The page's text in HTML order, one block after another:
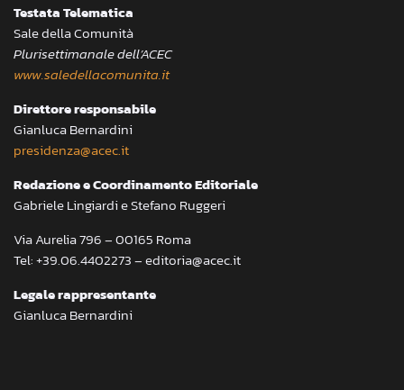
Testata Telematica
Sale della Comunità
Plurisettimanale dell’ACEC
www.saledellacomunita.it
Direttore responsabile
Gianluca Bernardini
presidenza@acec.it
Redazione e Coordinamento Editoriale
Gabriele Lingiardi e Stefano Ruggeri
Via Aurelia 796 – 00165 Roma
Tel: +39.06.4402273 – editoria@acec.it
Legale rappresentante
Gianluca Bernardini